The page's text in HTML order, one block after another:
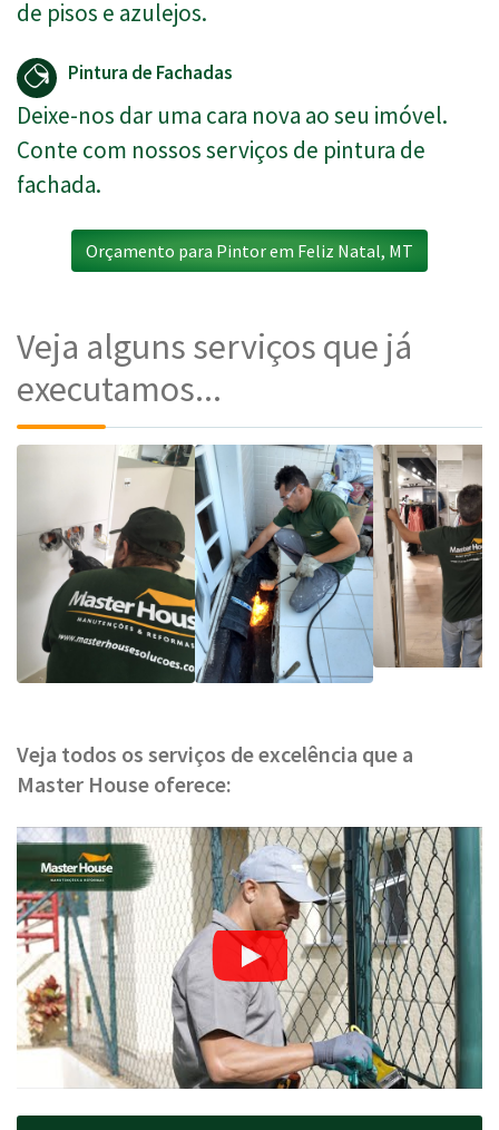
de pisos e azulejos.
Pintura de Fachadas
Deixe-nos dar uma cara nova ao seu imóvel.
Conte com nossos serviços de pintura de
fachada.
Orçamento para Pintor em Feliz Natal, MT
Veja alguns serviços que já
executamos...
Veja todos os serviços de excelência que a
Master House oferece: